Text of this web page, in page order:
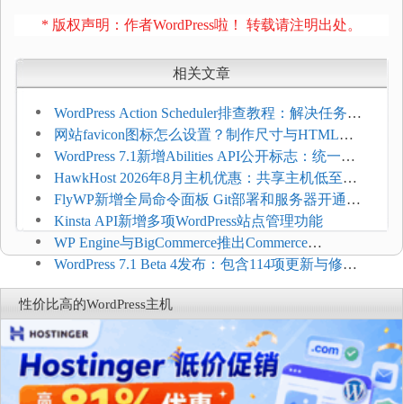
* 版权声明：作者WordPress啦！ 转载请注明出处。
相关文章
WordPress Action Scheduler排查教程：解决任务积
压和订单延迟
网站favicon图标怎么设置？制作尺寸与HTML添
加方法
WordPress 7.1新增Abilities API公开标志：统一支
持REST API、MCP与AI代理
HawkHost 2026年8月主机优惠：共享主机低至
$2.61/月，高性能主机同步折扣
FlyWP新增全局命令面板 Git部署和服务器开通更
方便
Kinsta API新增多项WordPress站点管理功能
WP Engine与BigCommerce推出Commerce
Connect：WordPress商店可保留前台体验并扩展电
商能力
WordPress 7.1 Beta 4发布：包含114项更新与修
复，仅建议在测试环境体验
性价比高的WordPress主机